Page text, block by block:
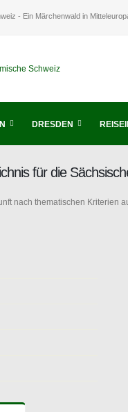
- Ein Märchenwald in
DRESDEN
für die
nach thematischen Kriterien